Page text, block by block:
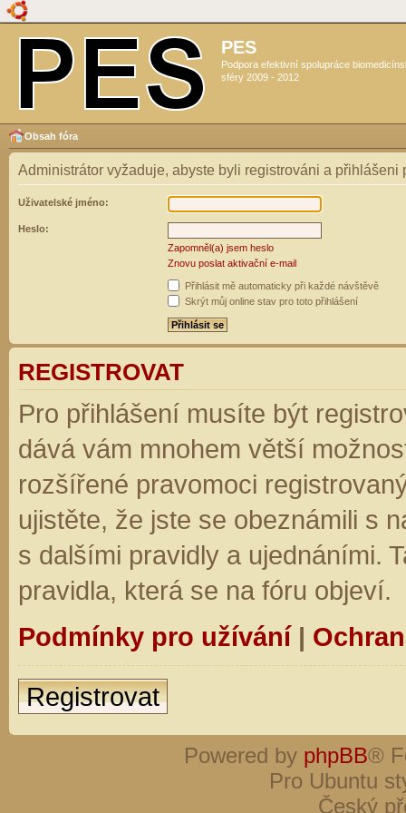
PES
Podpora efektivní spolupráce
sféry 2009 - 2012
Obsah fóra
Administrátor vyžaduje, abyste byli registrováni a přihlášeni
Uživatelské jméno:
Heslo:
Zapomněl(a) jsem heslo
Znovu poslat aktivační e-mail
Přihlásit mě automaticky při každé návštěvě
Skrýt můj online stav pro toto přihlášení
REGISTROVAT
Pro přihlášení musíte být
dává vám mnohem větší
rozšířené pravomoci
ujistěte, že jste se obeznámili s
s dalšími pravidly a ujednáními.
pravidla, která se na fóru objeví.
Podmínky pro užívání|
Registrovat
Powered by phpBB®
Pro Ubuntu
Český